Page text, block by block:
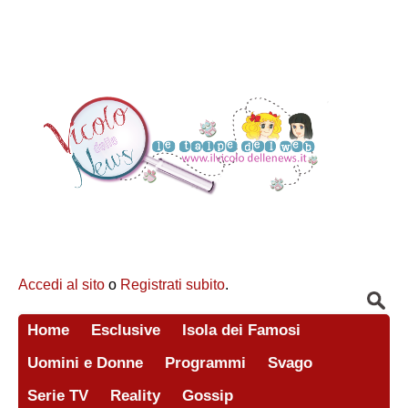
Accedi al sito o Registrati subito.
Home Esclusive
Isola dei Famosi
Uomini e Donne
Programmi
Svago
Serie TV
Reality Gossip